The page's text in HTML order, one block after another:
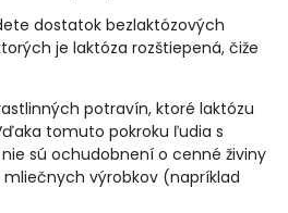
dostatok bezlaktózových
je laktóza rozštiepená, čiže
potravín, ktoré laktózu
tomuto pokroku ľudia s
sú ochudobnení o cenné živiny
výrobkov (napríklad